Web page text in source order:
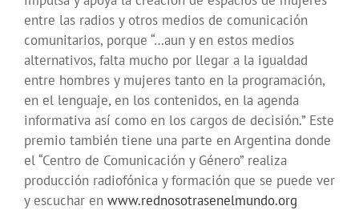
entre las radios y otros medios de comunicación
comunitarios, porque “…aun y en estos medios
alternativos, falta mucho por llegar a la igualdad
entre hombres y mujeres tanto en la programación,
en el lenguaje, en los contenidos, en la agenda
informativa así como en los cargos de decisión.” Este
premio también tiene una parte en Argentina donde
el “Centro de Comunicación y Género” realiza
producción radiofónica y formación que se puede ver
y escuchar en www.rednosotrasenelmundo.org